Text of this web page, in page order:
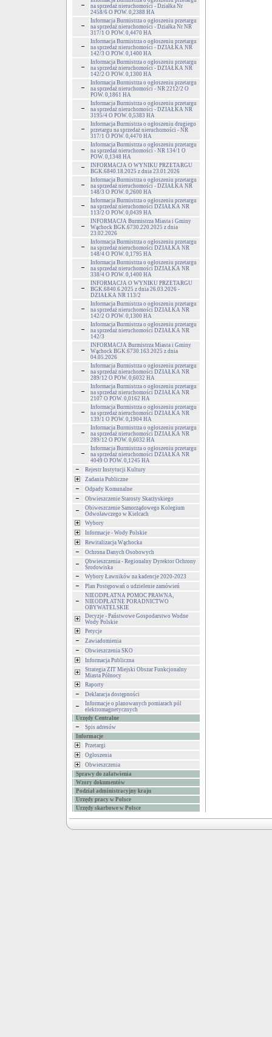
na sprzedaż nieruchomości - Działka Nr
2458/6 O POW. 0,2388 HA
Informacja Burmistrza o ogłoszeniu przetargu
na sprzedaż nieruchomości - Działka Nr NR
317/1 O POW. 0,4470 HA
Informacja Burmistrza o ogłoszeniu przetargu
na sprzedaż nieruchomości - DZIAŁKA NR
142/3 O POW. 0,1400 HA
Informacja Burmistrza o ogłoszeniu przetargu
na sprzedaż nieruchomości - DZIAŁKA NR
142/2 O POW. 0,1300 HA
Informacja Burmistrza o ogłoszeniu przetargu
na sprzedaż nieruchomości - NR 2212/2 O
POW. 0,1861 HA
Informacja Burmistrza o ogłoszeniu przetargu
na sprzedaż nieruchomości - DZIAŁKA NR
3195/4 O POW. 0,5383 HA
Informacja Burmistrza o ogłoszeniu drugiego
przetargu na sprzedaż nieruchomości - NR
317/1 O POW. 0,4470 HA
Informacja Burmistrza o ogłoszeniu przetargu
na sprzedaż nieruchomości - NR 134/1 O
POW. 0,1348 HA
INFORMACJA O WYNIKU PRZETARGU
BGK.6840.18.2025 z dnia 23.01.2026
Informacja Burmistrza o ogłoszeniu przetargu
na sprzedaż nieruchomości - DZIAŁKA NR
148/3 O POW. 0,2600 HA
Informacja Burmistrza o ogłoszeniu przetargu
na sprzedaż nieruchomości DZIAŁKA NR
113/2 O POW. 0,0439 HA
INFORMACJA Burmistrza Miasta i Gminy
Wąchock BGK.6730.220.2025 z dnia
23.02.2026
Informacja Burmistrza o ogłoszeniu przetargu
na sprzedaż nieruchomości DZIAŁKA NR
148/4 O POW. 0,1795 HA
Informacja Burmistrza o ogłoszeniu przetargu
na sprzedaż nieruchomości DZIAŁKA NR
338/4 O POW. 0,1400 HA
INFORMACJA O WYNIKU PRZETARGU
BGK.6840.6.2025 z dnia 26.03.2026 -
DZIAŁKA NR 113/2
Informacja Burmistrza o ogłoszeniu przetargu
na sprzedaż nieruchomości DZIAŁKA NR
142/2 O POW. 0,1300 HA
Informacja Burmistrza o ogłoszeniu przetargu
na sprzedaż nieruchomości DZIAŁKA NR
142/3
INFORMACJA Burmistrza Miasta i Gminy
Wąchock BGK.6730.163.2025 z dnia
04.05.2026
Informacja Burmistrza o ogłoszeniu przetargu
na sprzedaż nieruchomości DZIAŁKA NR
289/12 O POW. 0,6032 HA
Informacja Burmistrza o ogłoszeniu przetargu
na sprzedaż nieruchomości DZIAŁKA NR
2107 O POW. 0,0162 HA
Informacja Burmistrza o ogłoszeniu przetargu
na sprzedaż nieruchomości DZIAŁKA NR
139/1 O POW. 0,1904 HA
Informacja Burmistrza o ogłoszeniu przetargu
na sprzedaż nieruchomości DZIAŁKA NR
289/12 O POW. 0,6032 HA
Informacja Burmistrza o ogłoszeniu przetargu
na sprzedaż nieruchomości DZIAŁKA NR
4049 O POW. 0,1245 HA
Rejestr Instytucji Kultury
Zadania Publiczne
Odpady Komunalne
Obwieszczenie Starosty Skarżyskiego
Obiweszczenie Samorządowego Kolegium
Odwoławczego w Kielcach
Wybory
Informacje - Wody Polskie
Rewitalizacja Wąchocka
Ochrona Danych Osobowych
Obwieszczenia - Regionalny Dyrektor Ochrony
Środowiska
Wybory Ławników na kadencje 2020-2023
Plan Postępowań o udzielenie zamówień
NIEODPŁATNA POMOC PRAWNA,
NIEODPŁATNE PORADNICTWO
OBYWATELSKIE
Decyzje - Państwowe Gospodarstwo Wodne
Wody Polskie
Petycje
Zawiadomienia
Obwieszczenia SKO
Informacja Publiczna
Strategia ZIT Miejski Obszar Funkcjonalny
Miasta Północy
Raporty
Deklaracja dostępności
Informacje o planowanych pomiarach pól
elektromagnetycznych
Urzędy Centralne
Spis adresów
Informacje
Przetargi
Ogłoszenia
Obwieszczenia
Sprawy do załatwienia
Wzory dokumentów
Podział administracyjny kraju
Urzędy pracy w Polsce
Urzędy skarbowe w Polsce